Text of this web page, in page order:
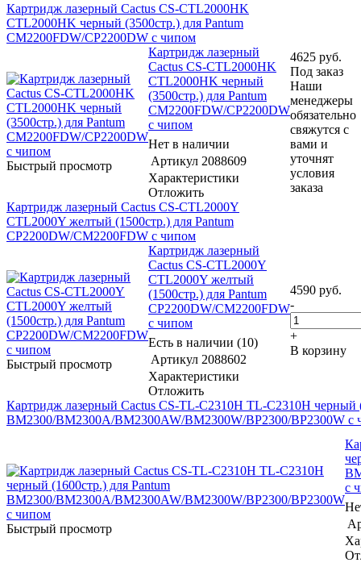
Картридж лазерный Cactus CS-CTL2000HK
CTL2000HK черный (3500стр.) для Pantum
CM2200FDW/CP2200DW с чипом
Быстрый просмотр
Картридж лазерный
Cactus CS-CTL2000HK
CTL2000HK черный
(3500стр.) для Pantum
CM2200FDW/CP2200DW
с чипом
Нет в наличии
Артикул 2088609
Характеристики
Отложить
4625 руб.
Под заказ
Наши
менеджеры
обязательно
свяжутся с
вами и
уточнят
условия
заказа
Картридж лазерный Cactus CS-CTL2000Y
CTL2000Y желтый (1500стр.) для Pantum
CP2200DW/CM2200FDW с чипом
Быстрый просмотр
Картридж лазерный
Cactus CS-CTL2000Y
CTL2000Y желтый
(1500стр.) для Pantum
CP2200DW/CM2200FDW
с чипом
Есть в наличии (10)
Артикул 2088602
Характеристики
Отложить
4590 руб.
-
+
В корзину
Картридж лазерный Cactus CS-TL-C2310H TL-C2310H черный
BM2300/BM2300A/BM2300AW/BM2300W/BP2300/BP2300W с
Быстрый просмотр
с